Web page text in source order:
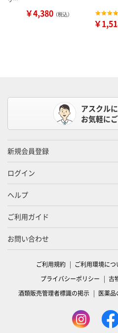
￥4,380 （税込）
￥
アスクル
お気軽に
新規会員登録
ログイン
ヘルプ
ご利用ガイド
お問い合わせ
ご利用規約 ご利用環境につ
プライバシーポリシー
古
酒類販売管理者標識の掲示
医薬品